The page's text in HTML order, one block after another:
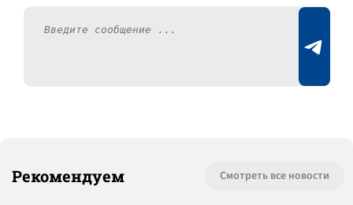
Рекомендуем Смотреть все новости